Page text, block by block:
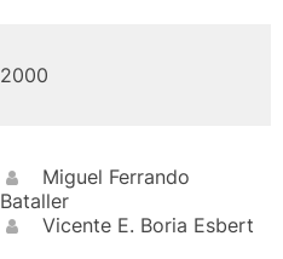
2000
Miguel Ferrando
Bataller
Vicente E. Boria Esbert